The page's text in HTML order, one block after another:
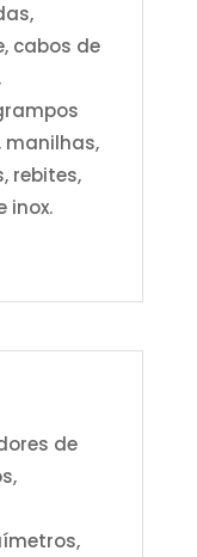
cabos de
manilhas,
rebites,
inox.
de